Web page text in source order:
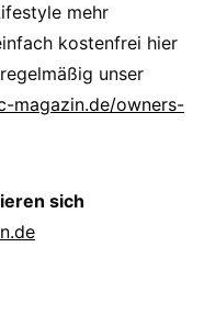
mehr
kostenfrei hier
unser
magazin.de/owners-
sich